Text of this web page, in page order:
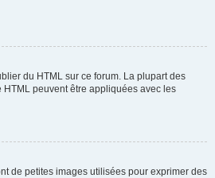
du HTML sur ce forum. La plupart des
peuvent être appliquées avec les
de petites images utilisées pour exprimer des